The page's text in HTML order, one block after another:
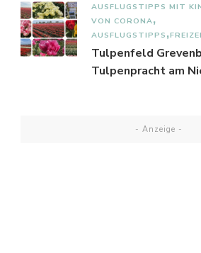
AUSFLUGSTIPPS MIT
VON CORONA
AUSFLUGSTIPPS
Tulpenfeld
Tulpenpracht am
- Anzeige -